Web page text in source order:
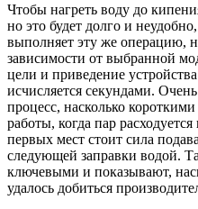
Чтобы нагреть воду до
но это будет долго и неудобно,
выполняет эту же операцию,
зависимости от выбранной
цели и приведение
исчисляется секундами.
процесс, насколько
работы, когда пар
первых мест стоит сила
следующей заправки водой.
ключевыми и показывают,
удалось добиться